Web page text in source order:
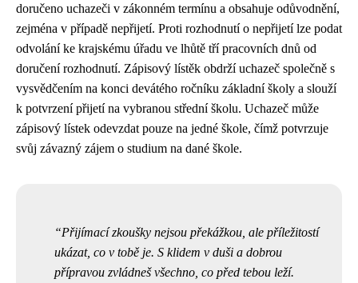
doručeno uchazeči v zákonném termínu a obsahuje odůvodnění,
zejména v případě nepřijetí. Proti rozhodnutí o nepřijetí lze podat
odvolání ke krajskému úřadu ve lhůtě tří pracovních dnů od
doručení rozhodnutí. Zápisový lístěk obdrží uchazeč společně s
vysvědčením na konci devátého ročníku základní školy a slouží
k potvrzení přijetí na vybranou střední školu. Uchazeč může
zápisový lístek odevzdat pouze na jedné škole, čímž potvrzuje
svůj závazný zájem o studium na dané škole.
Přijímací zkoušky nejsou překážkou, ale příležitostí
ukázat, co v tobě je. S klidem v duši a dobrou
přípravou zvládneš všechno, co před tebou leží.